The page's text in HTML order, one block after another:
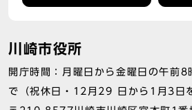
川崎市役所
開庁時間：月曜日から金曜日の午前
で（祝休日・12月29 日から1月3日